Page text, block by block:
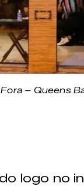
– Queens
logo no